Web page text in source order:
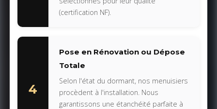
(certification NF).
4
Pose en Rénovation ou Dépose
Totale
Selon l'état du dormant, nos menuisiers
procèdent à l'installation. Nous
garantissons une étanchéité parfaite à